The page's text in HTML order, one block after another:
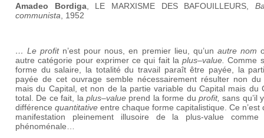
Amadeo Bordiga, LE MARXISME DES BAFOUILLEURS,
communista , 1952
… Le profit n’est pour nous, en premier lieu, qu’un autre nom
autre catégorie pour exprimer ce qui fait laplus–value.Comme
forme du salaire, la totalité du travail paraît être payée, la
payée de cet ouvrage semble nécessairement résulter non du
mais du Capital, et non de la partie variable du Capital mais du
total. De ce fait, la plus–value prend la forme duprofit, sans qu’il
différence quantitative entre chaque forme capitalistique. Ce n’est
manifestation pleinement illusoire de la plus-value comme
phénoménale…